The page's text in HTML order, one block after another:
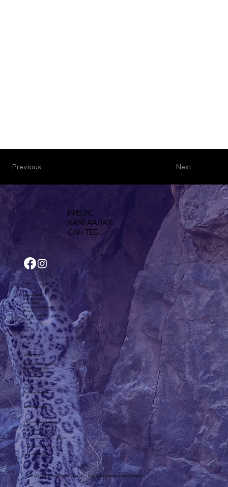
Next
Previous
ИРВЭС
ХАМГААЛАХ
САН ТББ
Цэс
Нүүр
Бидний тухай
Баг, хамт олон
Хөтөлбөрүүд
Хэвлэгдсэн материал
Мэдээ
Хамтарч ажиллах
Холбоо барих
Бараа бүтээгдэхүүн
Хөтөлбөрүүд
Урт хугацааны судалгаа
Малын эрсдэлийн сан
Ирвэс Энтерпрайз
Сүү цагаан идээ
Хашаа хороо
Эко зуслан
СМАРТ хөтөлбөр
Тэтгэлэгт хөтөлбөр
Холбоо барих
Хан-Уул дүүргийн 3-р хороо,
Хан-Уул таур 6-602 тоот
Шуудангийн салбар: 44
Шуудангийн хайрцаг: 774
Байгууллагын регистр: 1072307
slcf@snowleopard.org
Утас: +976-93329632
© 2026 Ирвэс Хамгаалах Сан ТББ. Бүх эрх хуулиар хамгаалагдсан.